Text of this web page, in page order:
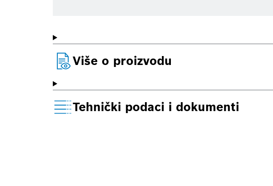
Više o proizvodu
Tehnički podaci i dokumenti